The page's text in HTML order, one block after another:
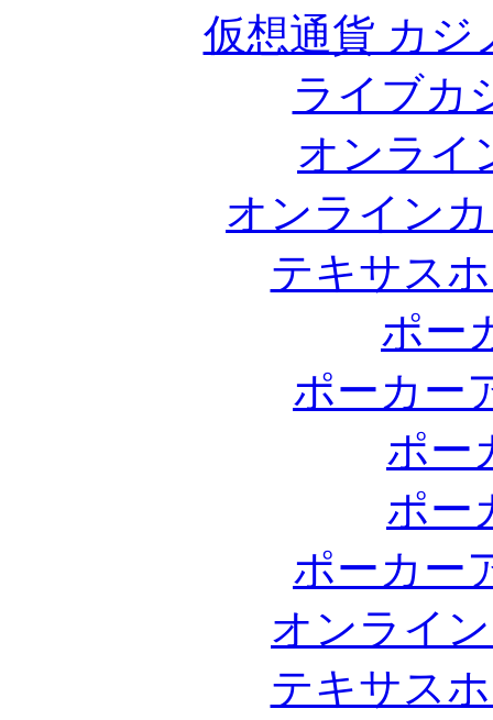
仮想通貨 カジ
ライブカ
オンライ
オンライン
テキサス
ポー
ポーカー
ポー
ポー
ポーカー
オンライ
テキサス